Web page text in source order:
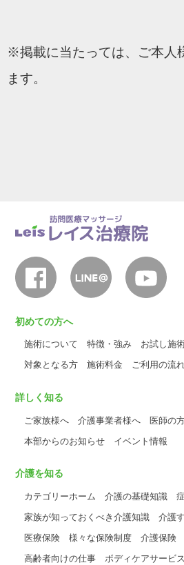
※掲載に当たっては、ご本人
ます。
初めての方へ
施術について 特徴・強み お試し施
対象となる方
施術料金 ご利用の流
詳しく知る
ご家族様へ 介護事業者様へ 医師の
本部からのお知らせ
イベント情報
介護を知る
カテゴリーホーム 介護の基礎知識
家族が知っておくべき介護知識
介護
医療保険
様々な保険制度 介護保険
高齢者向けの仕事
ボディケアサービス